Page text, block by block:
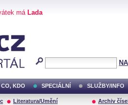
má Lada
CO, KDO SPECIÁLNÍ SLUŽBY/INFO
Literatura/Umění Archiv